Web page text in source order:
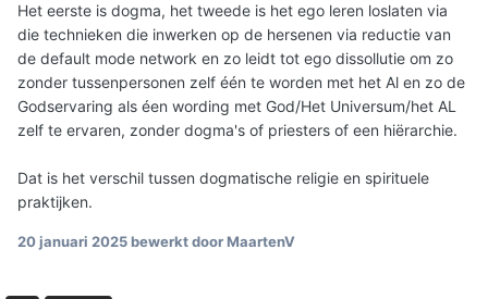
Het eerste is dogma, het tweede is het ego leren loslaten via
die technieken die inwerken op de hersenen via reductie van
de default mode network en zo leidt tot ego dissollutie om zo
zonder tussenpersonen zelf één te worden met het Al en zo de
Godservaring als éen wording met God/Het Universum/het AL
zelf te ervaren, zonder dogma's of priesters of een hiërarchie.
Dat is het verschil tussen dogmatische religie en spirituele
praktijken.
20 januari 2025bewerkt door MaartenV